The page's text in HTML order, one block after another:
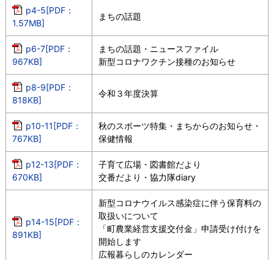
p4-5[PDF：
1.57MB]
まちの話題
p6-7[PDF：
967KB]
まちの話題・ニュースファイル
新型コロナワクチン接種のお知らせ
p8-9[PDF：
818KB]
令和３年度決算
p10-11[PDF：
767KB]
秋のスポーツ特集・まちからのお知らせ・
保健情報
p12-13[PDF：
670KB]
子育て広場・図書館だより
交番だより・協力隊diary
p14-15[PDF：
891KB]
新型コロナウイルス感染症に伴う保育料の
取扱いについて
「町農業経営支援交付金」申請受け付けを
開始します
広報暮らしのカレンダー